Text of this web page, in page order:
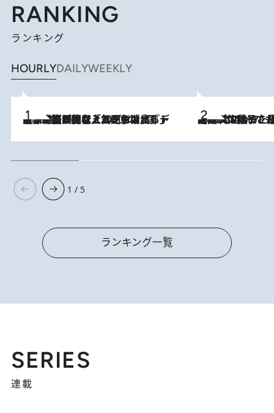
RANKING
ランキング
HOURLYDAILYWEEKLY
2026.8.5
【なぜ吉沢亮は「気配を消せる」のか？】興行収入208億の『国宝』を経て挑むミュージカル『ディア・エヴァン・ハンセン』。トップ俳優が舞台上でさらけ出した“孤独”とは 2026.8.5
【阿川佐和子さんの年とる力】なぜ70代で始めた趣味は“こんなに楽しい”のか？ ピアノ、俳句…スランプに陥っても続けられる“ある秘訣”とは
1 / 5
ランキング一覧
SERIES
連載